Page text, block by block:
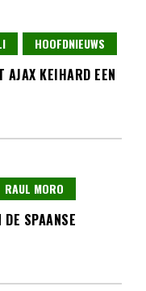
HOOFDNIEUWS
AJAX KEIHARD EEN
RAUL MORO
SPAANSE